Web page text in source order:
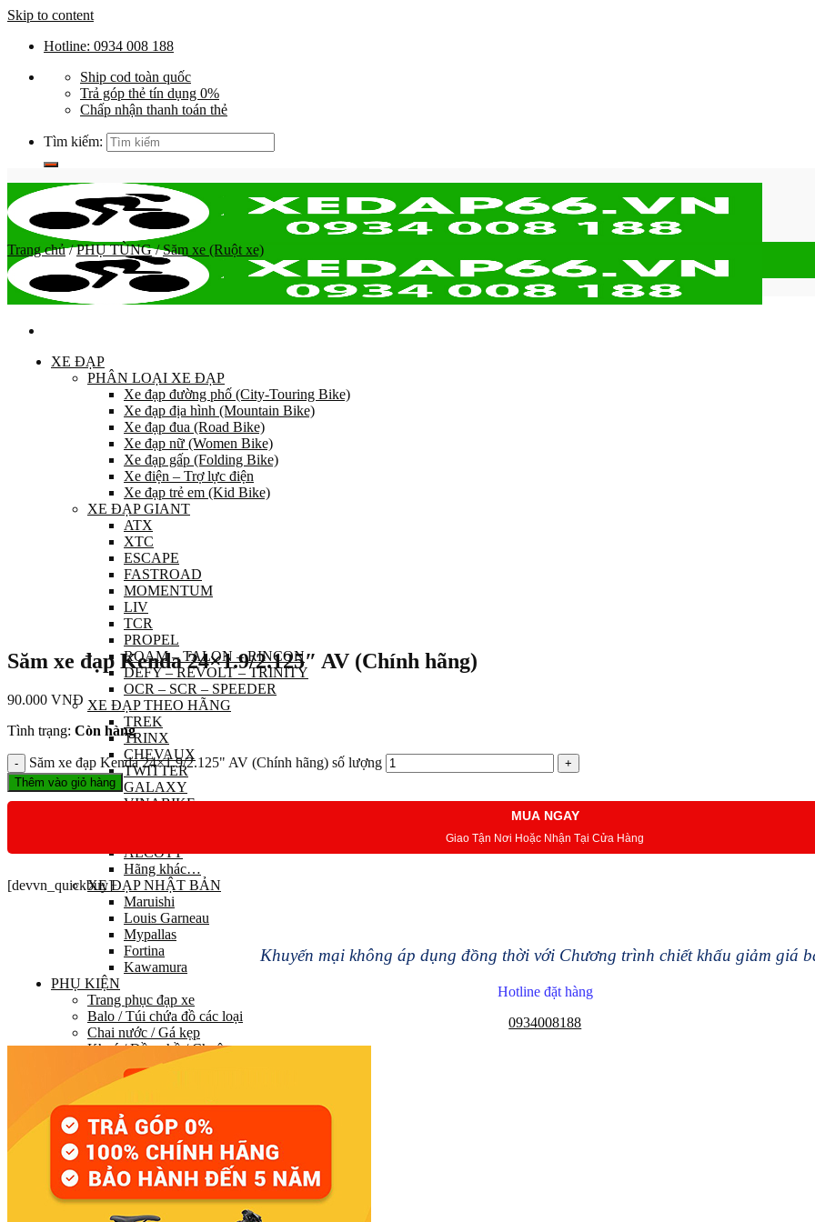
Skip to content
Hotline: 0934 008 188
Ship cod toàn quốc
Trả góp thẻ tín dụng 0%
Chấp nhận thanh toán thẻ
Tìm kiếm:
XE ĐẠP
PHÂN LOẠI XE ĐẠP
Xe đạp đường phố (City-Touring Bike)
Xe đạp địa hình (Mountain Bike)
Xe đạp đua (Road Bike)
Xe đạp nữ (Women Bike)
Xe đạp gấp (Folding Bike)
Xe điện – Trợ lực điện
Xe đạp trẻ em (Kid Bike)
XE ĐẠP GIANT
ATX
XTC
ESCAPE
FASTROAD
MOMENTUM
LIV
TCR
PROPEL
ROAM – TALON – RINCON
DEFY – REVOLT – TRINITY
OCR – SCR – SPEEDER
XE ĐẠP THEO HÃNG
TREK
TRINX
CHEVAUX
TWITTER
GALAXY
VINABIKE
ALCOTT
Hãng khác…
XE ĐẠP NHẬT BẢN
Maruishi
Louis Garneau
Mypallas
Fortina
Kawamura
PHỤ KIỆN
Trang phục đạp xe
Balo / Túi chứa đồ các loại
Chai nước / Gá kẹp
Khoá / Đồng hồ / Chuông
Đèn / Sạc các loại
Tay nắm / Kẹp điện thoại
Chắn bùn / Bọc yên / Lót càng
Baga / Chân chống / Bơm
Bộ sửa chữa / Bảo dưỡng
Rulo
Phụ kiện khác
PHỤ TÙNG
HỆ THỐNG TRUYỀN LỰC
Group
Trang chủ / PHỤ TÙNG / Săm xe (Ruột xe)
Săm xe đạp Kenda 24×1.9/2.125″ AV (Chính hãng)
90.000 VNĐ
Tình trạng: Còn hàng
Săm xe đạp Kenda 24×1.9/2.125" AV (Chính hãng) số lượng
Thêm vào giỏ hàng
MUA NGAY
Giao Tận Nơi Hoặc Nhận Tại Cửa Hàng
[devvn_quickbuy]
Khuyến mại không áp dụng đồng thời với Chương trình chiết khấu giảm giá
Hotline đặt hàng
0934008188